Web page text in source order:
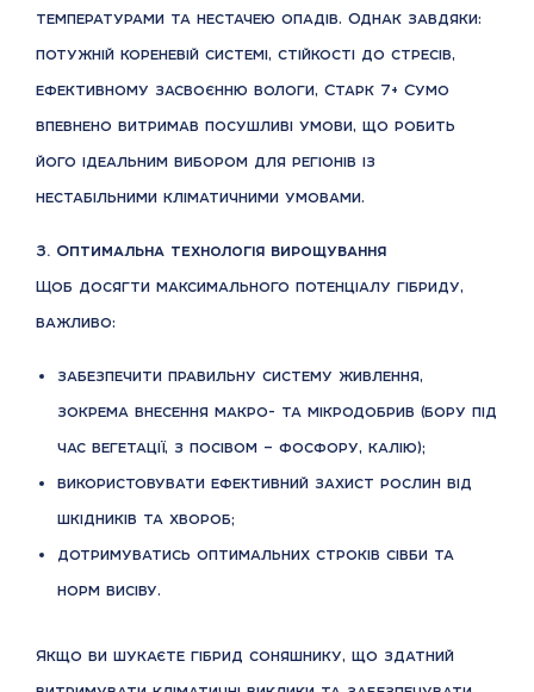
температурами та нестачею опадів. Однак завдяки:
потужній кореневій системі, стійкості до стресів,
ефективному засвоєнню вологи, Старк 7+ Сумо
впевнено витримав посушливі умови, що робить
його ідеальним вибором для регіонів із
нестабільними кліматичними умовами.
3. Оптимальна технологія вирощування
Щоб досягти максимального потенціалу гібриду,
важливо:
забезпечити правильну систему живлення,
зокрема внесення макро- та мікродобрив (бору під
час вегетації, з посівом – фосфору, калію);
використовувати ефективний захист рослин від
шкідників та хвороб;
дотримуватись оптимальних строків сівби та
норм висіву.
Якщо ви шукаєте гібрид соняшнику, що здатний